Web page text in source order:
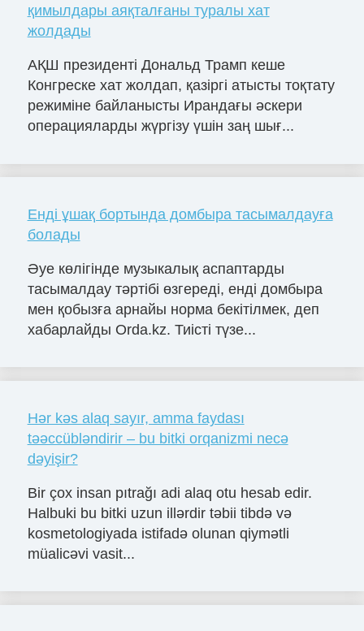
қимылдары аяқталғаны туралы хат
жолдады
АҚШ президенті Дональд Трамп кеше
Конгреске хат жолдап, қазіргі атысты тоқтату
режиміне байланысты Ирандағы әскери
операцияларды жүргізу үшін заң шығ...
Енді ұшақ бортында домбыра тасымалдауға
болады
Әуе көлігінде музыкалық аспаптарды
тасымалдау тәртібі өзгереді, енді домбыра
мен қобызға арнайы норма бекітілмек, деп
хабарлайды Orda.kz. Тиісті түзе...
Hər kəs alaq sayır, amma faydası
təəccübləndirir – bu bitki orqanizmi necə
dəyişir?
Bir çox insan pıtrağı adi alaq otu hesab edir.
Halbuki bu bitki uzun illərdir təbii tibdə və
kosmetologiyada istifadə olunan qiymətli
müalicəvi vasit...